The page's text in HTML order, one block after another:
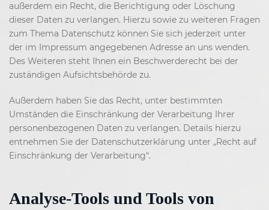
außerdem ein Recht, die Berichtigung oder Löschung
dieser Daten zu verlangen. Hierzu sowie zu weiteren Fragen
zum Thema Datenschutz können Sie sich jederzeit unter
der im Impressum angegebenen Adresse an uns wenden.
Des Weiteren steht Ihnen ein Beschwerderecht bei der
zuständigen Aufsichtsbehörde zu.
Außerdem haben Sie das Recht, unter bestimmten
Umständen die Einschränkung der Verarbeitung Ihrer
personenbezogenen Daten zu verlangen. Details hierzu
entnehmen Sie der Datenschutzerklärung unter „Recht auf
Einschränkung der Verarbeitung“.
Analyse-Tools und Tools von